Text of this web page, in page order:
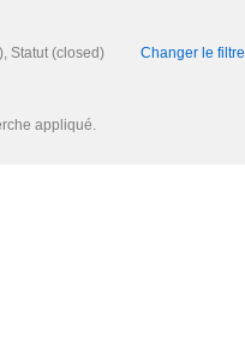
Statut (closed) Changer le filtre
appliqué.